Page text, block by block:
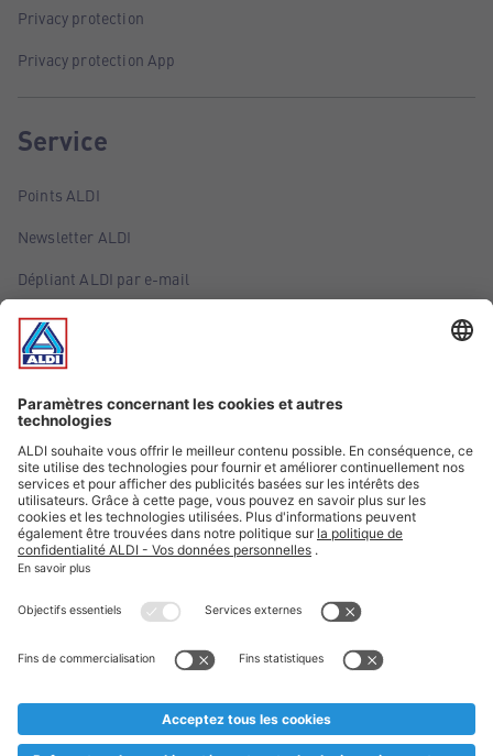
Privacy protection
Privacy protection App
Service
Points ALDI
Newsletter ALDI
Dépliant ALDI par e-mail
Offres
Infos essentielles
Suivez ALDI Belgique
Textes marqués d'un astérisque et mentions légales
* Nous vendons ces articles temporairement et jusqu'à
au cas où, malgré le planning bien étudié, nous serions
prématurément en rupture de stock. Prix Recupel et TVA incl.
** Sur ce site, l’utilisation de la forme masculine a été adoptée